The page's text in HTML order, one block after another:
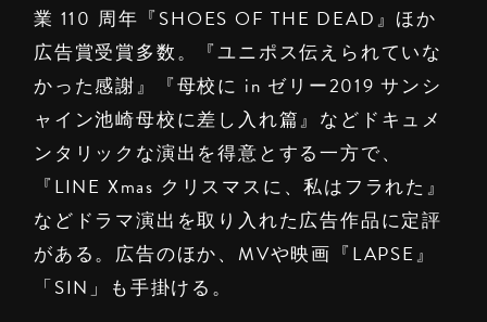
業 110 周年『SHOES OF THE DEAD』ほか
広告賞受賞多数。『ユニポス伝えられていな
かった感謝』『母校に in ゼリー2019 サンシ
ャイン池崎母校に差し入れ篇』などドキュメ
ンタリックな演出を得意とする一方で、
『LINE Xmas クリスマスに、私はフラれた』
などドラマ演出を取り入れた広告作品に定評
がある。広告のほか、MVや映画『LAPSE』
「SIN」も手掛ける。